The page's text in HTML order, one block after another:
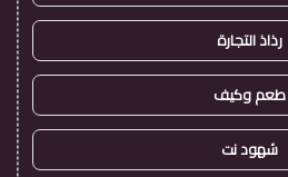
رذاذ التجارة
طعم وكيف
شهود نت